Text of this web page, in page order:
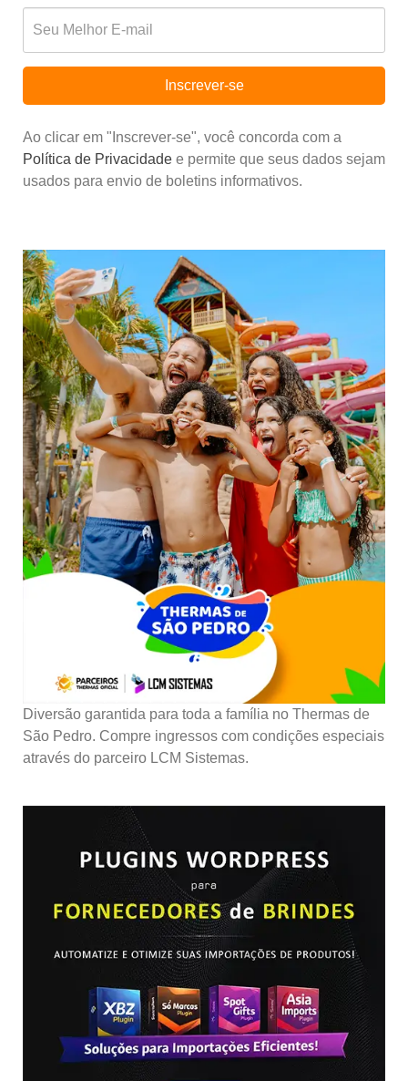
Inscrever-se
Ao clicar em "Inscrever-se", você concorda com a
Política de Privacidade e permite que seus dados sejam
usados para envio de boletins informativos.
Diversão garantida para toda a família no Thermas de
São Pedro. Compre ingressos com condições especiais
através do parceiro LCM Sistemas.